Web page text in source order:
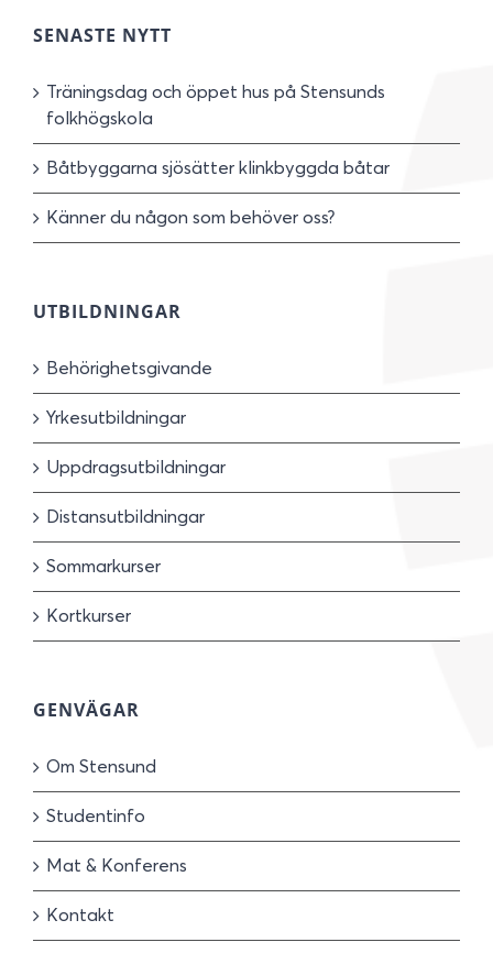
SENASTE NYTT
Träningsdag och öppet hus på Stensunds
folkhögskola
Båtbyggarna sjösätter klinkbyggda båtar
Känner du någon som behöver oss?
UTBILDNINGAR
Behörighetsgivande
Yrkesutbildningar
Uppdragsutbildningar
Distansutbildningar
Sommarkurser
Kortkurser
GENVÄGAR
Om Stensund
Studentinfo
Mat & Konferens
Kontakt